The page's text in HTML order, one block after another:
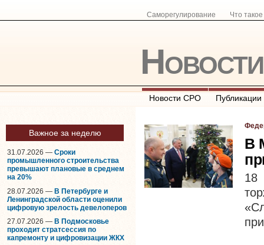
Саморегулирование Что
Новости СРО Публикации
Важное за неделю
31.07.2026 — Сроки
промышленного строительства
превышают плановые в среднем
на 20%
28.07.2026 — В Петербурге и
Ленинградской области оценили
цифровую зрелость девелоперов
27.07.2026 — В Подмосковье
проходит стратсессия по
капремонту и цифровизации ЖКХ
В
18